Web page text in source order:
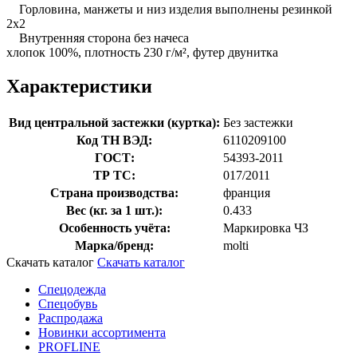
Горловина, манжеты и низ изделия выполнены резинкой
2х2
Внутренняя сторона без начеса
хлопок 100%, плотность 230 г/м², футер двунитка
Характеристики
Вид центральной застежки (куртка): Без застежки
Код ТН ВЭД:
6110209100
ГОСТ:
54393-2011
ТР ТС:
017/2011
Страна производства:
франция
Вес (кг. за 1 шт.):
0.433
Особенность учёта:
Маркировка ЧЗ
Марка/бренд:
molti
Скачать каталог Скачать каталог
Спецодежда
Спецобувь
Распродажа
Новинки ассортимента
PROFLINE